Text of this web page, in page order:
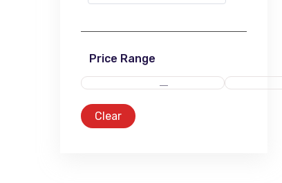
Price Range
Clear